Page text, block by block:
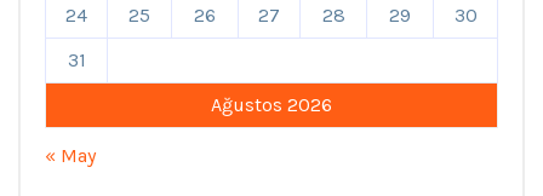
Ağustos 2026
24
25 26 27 28 29
30
31
« May